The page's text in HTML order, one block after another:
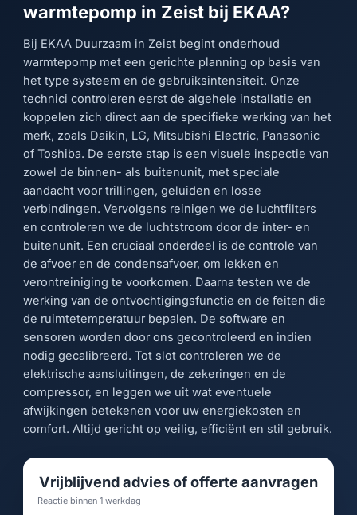
warmtepomp in Zeist bij EKAA?
Bij EKAA Duurzaam in Zeist begint onderhoud
warmtepomp met een gerichte planning op basis van
het type systeem en de gebruiksintensiteit. Onze
technici controleren eerst de algehele installatie en
koppelen zich direct aan de specifieke werking van het
merk, zoals Daikin, LG, Mitsubishi Electric, Panasonic
of Toshiba. De eerste stap is een visuele inspectie van
zowel de binnen- als buitenunit, met speciale
aandacht voor trillingen, geluiden en losse
verbindingen. Vervolgens reinigen we de luchtfilters
en controleren we de luchtstroom door de inter- en
buitenunit. Een cruciaal onderdeel is de controle van
de afvoer en de condensafvoer, om lekken en
verontreiniging te voorkomen. Daarna testen we de
werking van de ontvochtigingsfunctie en de feiten die
de ruimtetemperatuur bepalen. De software en
sensoren worden door ons gecontroleerd en indien
nodig gecalibreerd. Tot slot controleren we de
elektrische aansluitingen, de zekeringen en de
compressor, en leggen we uit wat eventuele
afwijkingen betekenen voor uw energiekosten en
comfort. Altijd gericht op veilig, efficiënt en stil gebruik.
Vrijblijvend advies of offerte aanvragen
Reactie binnen 1 werkdag